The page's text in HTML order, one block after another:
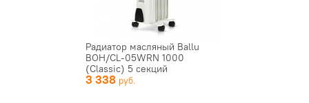
Радиатор масляный Ballu
BOH/CL-05WRN 1000
(Classic) 5 секций
3 338